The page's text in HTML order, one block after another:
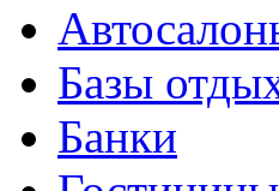
Базы
Банки